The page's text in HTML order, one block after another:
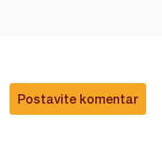
Postavite komentar